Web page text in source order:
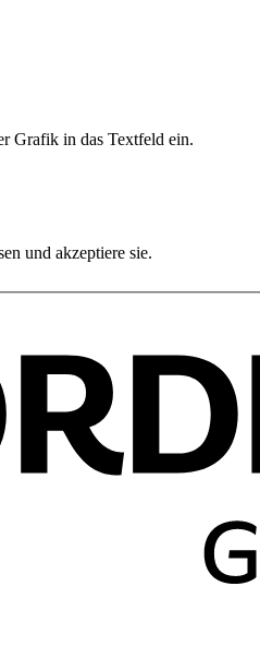
Grafik in das Textfeld ein.
und akzeptiere sie.